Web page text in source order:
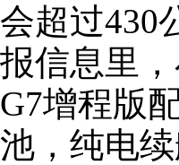
会超过430
报信息里
G7增程版
池，纯电